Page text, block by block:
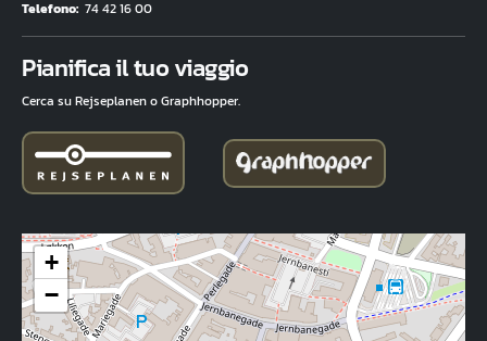
Telefono 74 42 16 00
Pianifica il tuo viaggio
Cerca su Rejseplanen o Graphhopper.
+
−